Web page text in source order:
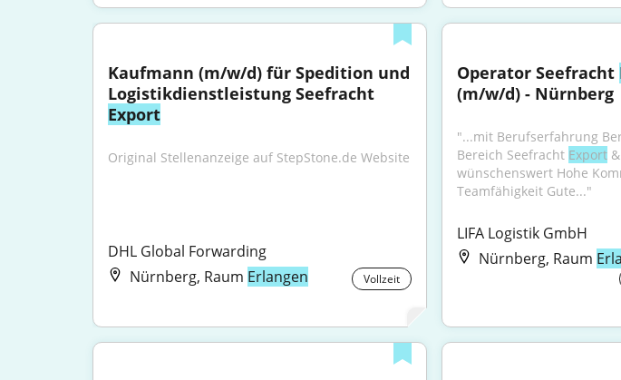
Kaufmann (m/w/d) für Spedition und
Export
Original Stellenanzeige auf StepStone.de Website
DHL Global Forwarding
Nürnberg, Raum Erlangen Vollzeit
Operator Seefracht
(m/w/d) - Nürnberg
"...mit Berufserfahrung
Bereich Seefracht Export
wünschenswert Hohe
Teamfähigkeit Gute..."
LIFA Logistik GmbH
Nürnberg, Raum